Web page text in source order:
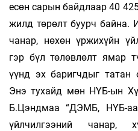
есөн сарын байдлаар 40
жилд төрөлт буурч
чанар, нөхөн үржихүйн
гэр бүл төлөвлөлт ямар
үүнд эх баригчдыг татан
Энэ тухайд мөн НҮБ-ын
Б.Цэндмаа “ДЭМБ, НҮБ-
үйлчилгээний чанар,